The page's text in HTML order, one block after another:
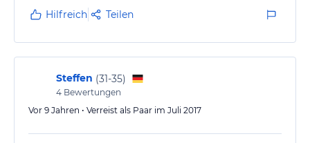
Hilfreich Teilen
Steffen (31-35)
4 Bewertungen
Vor 9 Jahren • Verreist als Paar im Juli 2017